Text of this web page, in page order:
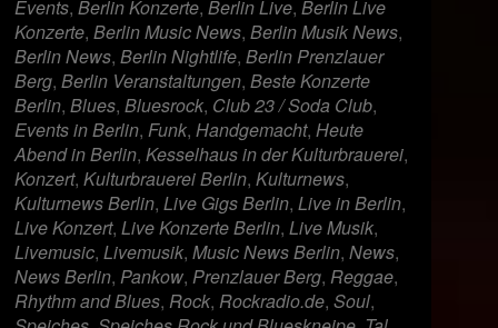
Events, Berlin Konzerte, Berlin Live, Berlin Live
Konzerte, Berlin Music News, Berlin Musik News,
Berlin News, Berlin Nightlife, Berlin Prenzlauer
Berg, Berlin Veranstaltungen, Beste Konzerte
Berlin, Blues, Bluesrock, Club 23 / Soda Club,
Events in Berlin, Funk, Handgemacht, Heute
Abend in Berlin, Kesselhaus in der Kulturbrauerei,
Konzert, Kulturbrauerei Berlin, Kulturnews,
Kulturnews Berlin, Live Gigs Berlin, Live in Berlin,
Live Konzert, Live Konzerte Berlin, Live Musik,
Livemusic, Livemusik, Music News Berlin, News,
News Berlin, Pankow, Prenzlauer Berg, Reggae,
Rhythm and Blues, Rock, Rockradio.de, Soul,